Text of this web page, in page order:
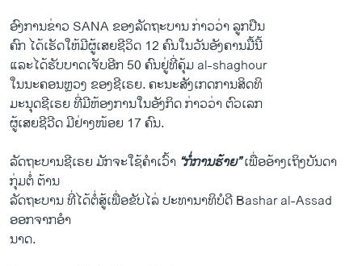
ພາສາຕ່າງໆ
ອົງການ​ຂ່າວ SANA ຂອງ​ລັດຖະບານ ກ່າວ​ວ່າ ລູກປືນ​
ຄົກ ​ໄດ້ເຮັດໃຫ້ມີຜູ້​ເສຍຊີວິດ 12 ຄົນ​ໃນ​ວັນ​ອັງຄານ​ມື້​ນີ້
​ແລະ​ໄດ້​ຮັບ​ບາ​ດ​ເຈັບອີກ 50 ຄົນ​ຢູ່ທີ່ຄຸ້ມ al-shaghour
ໃນນະຄອນຫຼວງ​ ຂອງ​ຊີເຣຍ. ຄະນະສັງ​ເກດການສິດ​ທິ
ມະນຸດຊີ​ເຣຍ ທີ່​ມີ​ຫ້ອງການ​ໃນ​ອັງກິດ ​ກ່າວວ່າ ​ຕົວເລກ
​ຜູ້ເສຍ​ຊີ​ວີ​ດ ມີ​ຢ່າງ​ໜ້ອຍ 17 ຄົນ.
ລັດຖະບານ​ຊີ​ເຣຍ ມັກ​ຈະໃຊ້​ຄຳ​ເວົ້າ “ກໍ່​ການ​ຮ້າຍ”​ເພື່ອ​ອ້າງເຖິງ​ບັນດາ​
ກຸ່ມ​ຕໍ່ ຕ້ານ
ລັດຖະບານ ທີ່ໄດ້ຕໍ່​ສູ້ເພື່ອ​ຂັບ​ໄລ່ ປະ​ທາ​ນາ​ທິບໍດີ Bashar al-Assad
ອອກ​ຈາກ​ອຳ
ນາດ.